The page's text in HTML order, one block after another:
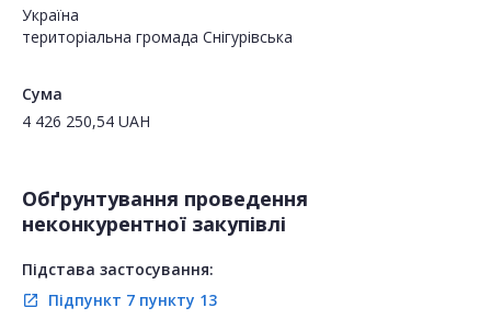
Україна
територіальна громада Снігурівська
Сума
4 426 250,54 UAH
Обґрунтування проведення
неконкурентної закупівлі
Підстава застосування:
open_in_new
Підпункт 7 пункту 13